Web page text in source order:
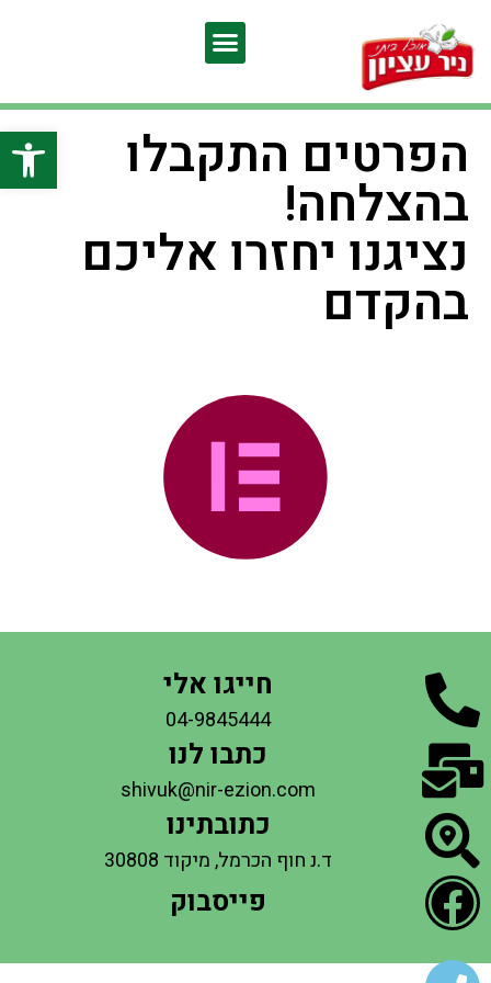
פתח הפרטים התקבלו
בהצלחה!
נציגנו יחזרו אליכם
בהקדם
חייגו אלי
04-9845444
כתבו לנו
shivuk@nir-ezion.com
כתובתינו
ד.נ חוף הכרמל, מיקוד 30808
פייסבוק